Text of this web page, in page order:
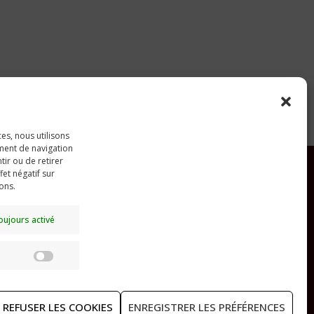
nous utilisons
de navigation
ou de retirer
négatif sur
activé
REFUSER LES COOKIES ENREGISTRER LES PRÉFÉRENCES